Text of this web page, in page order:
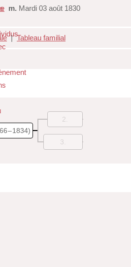
m. Mardi 03 août 1830
|Tableau familial
– 1834)
2
3